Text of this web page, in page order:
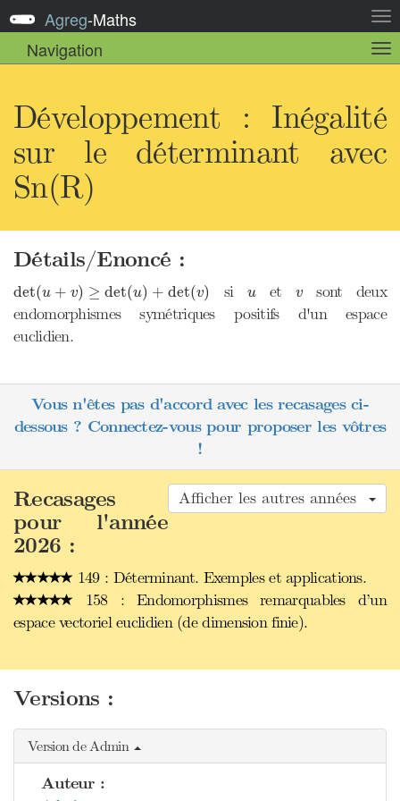
la
Agreg-Maths
Navigation
la
Développement : Inégalité
sur le déterminant avec
Sn(R)
Détails/Enoncé :
det(u + v) ≥ det(u) + det(v)
det ( + ≥ det ( u)+ det v si u
uet v
vsont deux
endomorphismes symétriques positifs d'un espace
euclidien.
Vous n'êtes pas d'accord avec les recasages ci-
dessous ? Connectez-vous pour proposer les vôtres
!
Afficher les autres années
Recasages
pour l'année
2026 :
149 : Déterminant. Exemples et applications.
158 : Endomorphismes remarquables d’un
espace vectoriel euclidien (de dimension finie).
Versions :
Version de Admin
Auteur :